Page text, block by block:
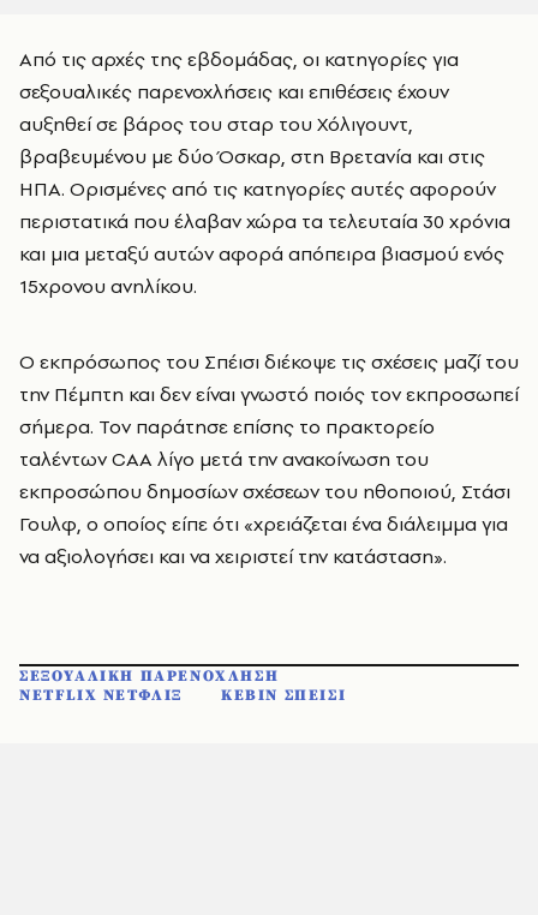
Από τις αρχές της εβδομάδας, οι κατηγορίες για
σεξουαλικές παρενοχλήσεις και επιθέσεις έχουν
αυξηθεί σε βάρος του σταρ του Χόλιγουντ,
βραβευμένου με δύο Όσκαρ, στη Βρετανία και στις
ΗΠΑ. Ορισμένες από τις κατηγορίες αυτές αφορούν
περιστατικά που έλαβαν χώρα τα τελευταία 30 χρόνια
και μια μεταξύ αυτών αφορά απόπειρα βιασμού ενός
15χρονου ανηλίκου.
Ο εκπρόσωπος του Σπέισι διέκοψε τις σχέσεις μαζί του
την Πέμπτη και δεν είναι γνωστό ποιός τον εκπροσωπεί
σήμερα. Τον παράτησε επίσης το πρακτορείο
ταλέντων CAA λίγο μετά την ανακοίνωση του
εκπροσώπου δημοσίων σχέσεων του ηθοποιού, Στάσι
Γουλφ, ο οποίος είπε ότι «χρειάζεται ένα διάλειμμα για
να αξιολογήσει και να χειριστεί την κατάσταση».
ΣΕΞΟΥΑΛΙΚΗ ΠΑΡΕΝΟΧΛΗΣΗ
NETFLIX ΝΕΤΦΛΙΞ
ΚΕΒΙΝ ΣΠΕΙΣΙ